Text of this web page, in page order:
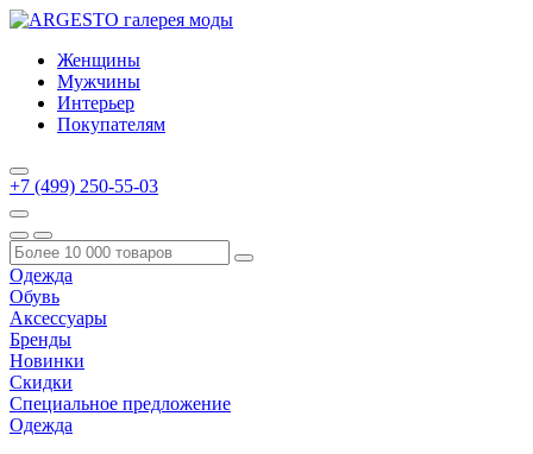
Женщины
Мужчины
Интерьер
Покупателям
+7 (499) 250-55-03
Одежда
Обувь
Аксессуары
Бренды
Новинки
Скидки
Специальное предложение
Одежда